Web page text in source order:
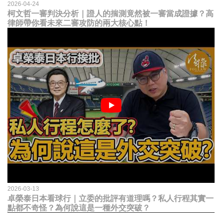
2026-04-24
柯文哲一審判決分析｜證人的揣測竟然被一審當成證據？高
律師帶你看未來二審攻防的兩大核心點！
2026-03-13
卓榮泰日本看球行｜立委的批評有道理嗎？私人行程其實一
點都不奇怪？為何說這是一種外交突破？